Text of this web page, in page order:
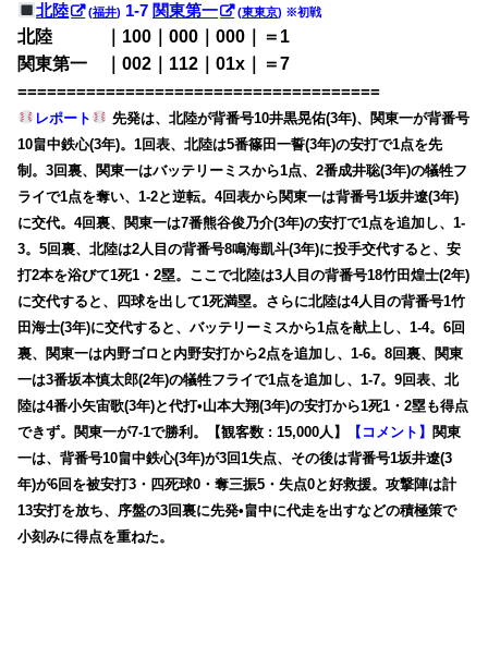
北陸 (福井) 1-7 関東第一 (東東京) ※初戦
北陸 ｜100｜000｜000｜＝1
関東第一 ｜002｜112｜01x｜＝7
=====================================
レポート
先発は、北陸が背番号10井黒晃佑(3年)、関東一が背番号
10畠中鉄心(3年)。1回表、北陸は5番篠田一誓(3年)の安打で1点を先
制。3回裏、関東一はバッテリーミスから1点、2番成井聡(3年)の犠牲フ
ライで1点を奪い、1-2と逆転。4回表から関東一は背番号1坂井遼(3年)
に交代。4回裏、関東一は7番熊谷俊乃介(3年)の安打で1点を追加し、1-
3。5回裏、北陸は2人目の背番号8鳴海凱斗(3年)に投手交代すると、安
打2本を浴びて1死1・2塁。ここで北陸は3人目の背番号18竹田煌士(2年)
に交代すると、四球を出して1死満塁。さらに北陸は4人目の背番号1竹
田海士(3年)に交代すると、バッテリーミスから1点を献上し、1-4。6回
裏、関東一は内野ゴロと内野安打から2点を追加し、1-6。8回裏、関東
一は3番坂本慎太郎(2年)の犠牲フライで1点を追加し、1-7。9回表、北
陸は4番小矢宙歌(3年)と代打•山本大翔(3年)の安打から1死1・2塁も得点
できず。関東一が7-1で勝利。【観客数 : 15,000人】
【コメント】
関東
一は、背番号10畠中鉄心(3年)が3回1失点、その後は背番号1坂井遼(3
年)が6回を被安打3・四死球0・奪三振5・失点0と好救援。攻撃陣は計
13安打を放ち、序盤の3回裏に先発•畠中に代走を出すなどの積極策で
小刻みに得点を重ねた。